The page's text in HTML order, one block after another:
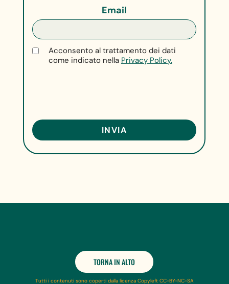
Email
Acconsento al trattamento dei dati
come indicato nella Privacy Policy.
TORNA IN ALTO
Tutti i contenuti sono coperti dalla licenza Copyleft CC-BY-NC-SA